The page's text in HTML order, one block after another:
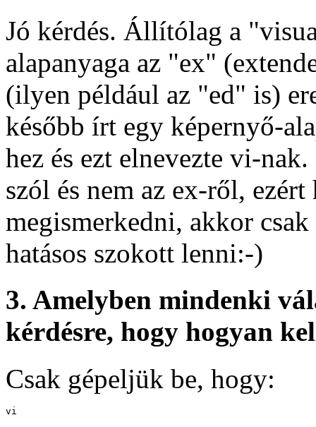
Jó kérdés. Állítólag a
alapanyaga az "ex"
(ilyen például az "ed" is)
később írt egy képernyő-
hez és ezt elnevezte vi-
szól és nem az ex-ről,
megismerkedni, akkor
hatásos szokott lenni:-)
3. Amelyben mindenki
kérdésre, hogy hogyan
Csak gépeljük be, hogy:
vi